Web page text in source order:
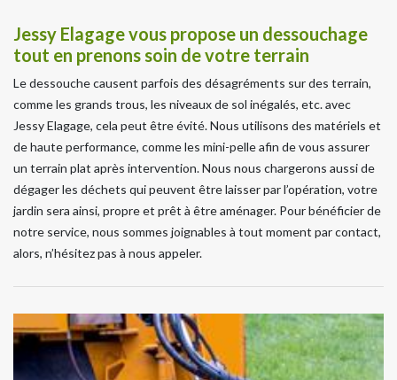
Jessy Elagage vous propose un dessouchage
tout en prenons soin de votre terrain
Le dessouche causent parfois des désagréments sur des terrain,
comme les grands trous, les niveaux de sol inégalés, etc. avec
Jessy Elagage, cela peut être évité. Nous utilisons des matériels et
de haute performance, comme les mini-pelle afin de vous assurer
un terrain plat après intervention. Nous nous chargerons aussi de
dégager les déchets qui peuvent être laisser par l’opération, votre
jardin sera ainsi, propre et prêt à être aménager. Pour bénéficier de
notre service, nous sommes joignables à tout moment par contact,
alors, n’hésitez pas à nous appeler.